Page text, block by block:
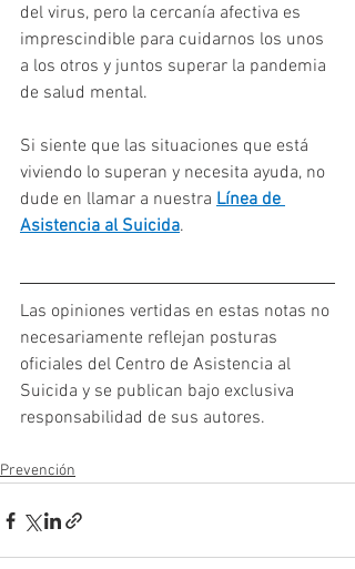
del virus, pero la cercanía afectiva es
imprescindible para cuidarnos los unos
a los otros y juntos superar la pandemia
de salud mental.
Si siente que las situaciones que está
viviendo lo superan y necesita ayuda, no
dude en llamar a nuestra Línea de
Asistencia al Suicida.
Las opiniones vertidas en estas notas no
necesariamente reflejan posturas
oficiales del Centro de Asistencia al
Suicida y se publican bajo exclusiva
responsabilidad de sus autores.
Prevención